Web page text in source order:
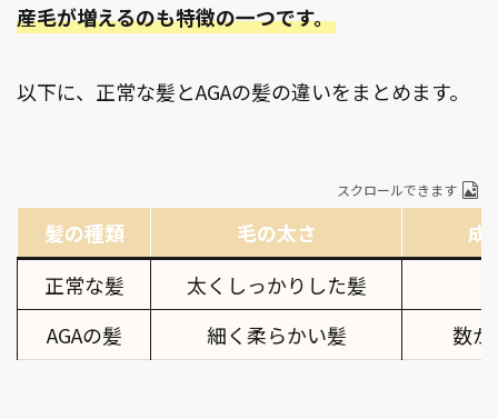
産毛が増えるのも特徴の一つです。
以下に、正常な髪とAGAの髪の違いをまとめます。
スクロールできます
髪の種類 毛の太さ
成
正常な髪
太くしっかりした髪
AGAの髪
細く柔らかい髪 数か